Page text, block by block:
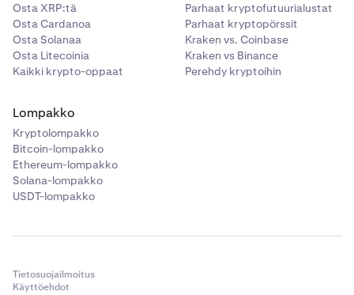
Osta XRP:tä
Osta Cardanoa
Osta Solanaa
Osta Litecoinia
Kaikki krypto-oppaat
Parhaat kryptofutuurialustat
Parhaat kryptopörssit
Kraken vs. Coinbase
Kraken vs Binance
Perehdy kryptoihin
Lompakko
Kryptolompakko
Bitcoin-lompakko
Ethereum-lompakko
Solana-lompakko
USDT-lompakko
Tietosuojailmoitus
Käyttöehdot